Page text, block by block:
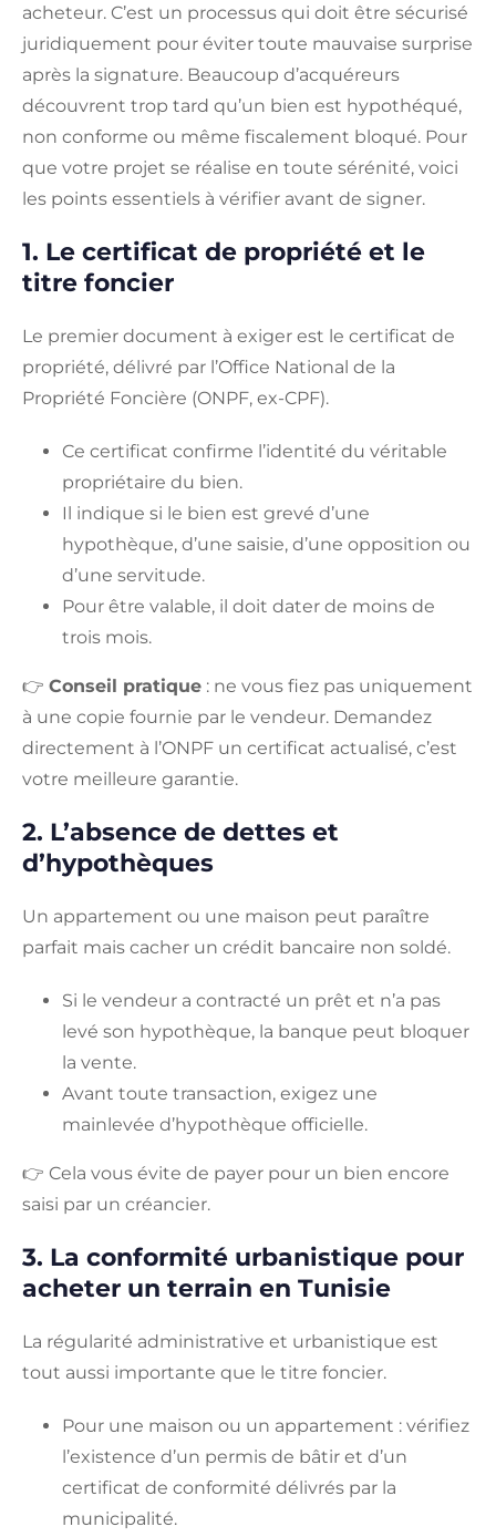
acheteur. C’est un processus qui doit être sécurisé
juridiquement pour éviter toute mauvaise surprise
après la signature. Beaucoup d’acquéreurs
découvrent trop tard qu’un bien est hypothéqué,
non conforme ou même fiscalement bloqué. Pour
que votre projet se réalise en toute sérénité, voici
les points essentiels à vérifier avant de signer.
1. Le certificat de propriété et le
titre foncier
Le premier document à exiger est le certificat de
propriété, délivré par l’Office National de la
Propriété Foncière (ONPF, ex-CPF).
Ce certificat confirme l’identité du véritable
propriétaire du bien.
Il indique si le bien est grevé d’une
hypothèque, d’une saisie, d’une opposition ou
d’une servitude.
Pour être valable, il doit dater de moins de
trois mois.
👉 Conseil pratique : ne vous fiez pas uniquement
à une copie fournie par le vendeur. Demandez
directement à l’ONPF un certificat actualisé, c’est
votre meilleure garantie.
2. L’absence de dettes et
d’hypothèques
Un appartement ou une maison peut paraître
parfait mais cacher un crédit bancaire non soldé.
Si le vendeur a contracté un prêt et n’a pas
levé son hypothèque, la banque peut bloquer
la vente.
Avant toute transaction, exigez une
mainlevée d’hypothèque officielle.
👉 Cela vous évite de payer pour un bien encore
saisi par un créancier.
3. La conformité urbanistique pour
acheter un terrain en Tunisie
La régularité administrative et urbanistique est
tout aussi importante que le titre foncier.
Pour une maison ou un appartement : vérifiez
l’existence d’un permis de bâtir et d’un
certificat de conformité délivrés par la
municipalité.